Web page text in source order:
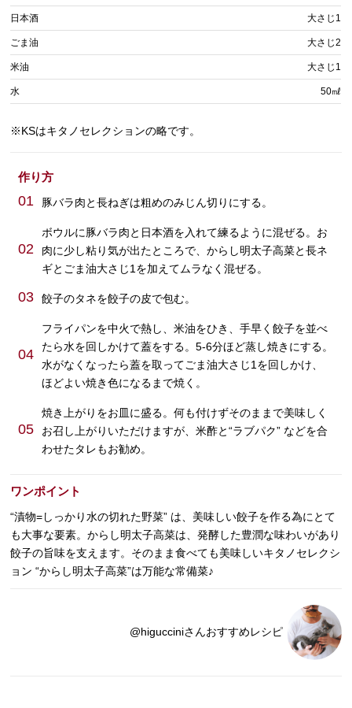
日本酒 大さじ1
ごま油 大さじ2
米油 大さじ1
水 50㎖
※KSはキタノセレクションの略です。
作り方
01 豚バラ肉と長ねぎは粗めのみじん切りにする。
02
ボウルに豚バラ肉と日本酒を入れて練るように混ぜる。お
肉に少し粘り気が出たところで、からし明太子高菜と長ネ
ギとごま油大さじ1を加えてムラなく混ぜる。
03 餃子のタネを餃子の皮で包む。
04
フライパンを中火で熱し、米油をひき、手早く餃子を並べ
たら水を回しかけて蓋をする。5-6分ほど蒸し焼きにする。
水がなくなったら蓋を取ってごま油大さじ1を回しかけ、
ほどよい焼き色になるまで焼く。
05
焼き上がりをお皿に盛る。何も付けずそのままで美味しく
お召し上がりいただけますが、米酢と“ラブパク” などを合
わせたタレもお勧め。
ワンポイント
“漬物=しっかり水の切れた野菜” は、美味しい餃子を作る為にとて
も大事な要素。からし明太子高菜は、発酵した豊潤な味わいがあり
餃子の旨味を支えます。そのまま食べても美味しいキタノセレクシ
ョン “からし明太子高菜”は万能な常備菜♪
@higucciniさんおすすめレシピ